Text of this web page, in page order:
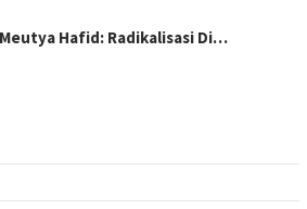
Hafid: Radikalisasi Di…